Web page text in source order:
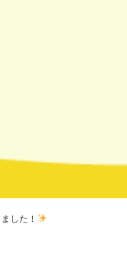
した！